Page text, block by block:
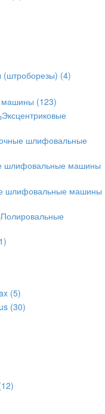
(штроборезы) (4)
(123)
Эксцентриковые
шлифовальные
шлифовальные машины
шлифовальные машины
Полировальные
(5)
(30)